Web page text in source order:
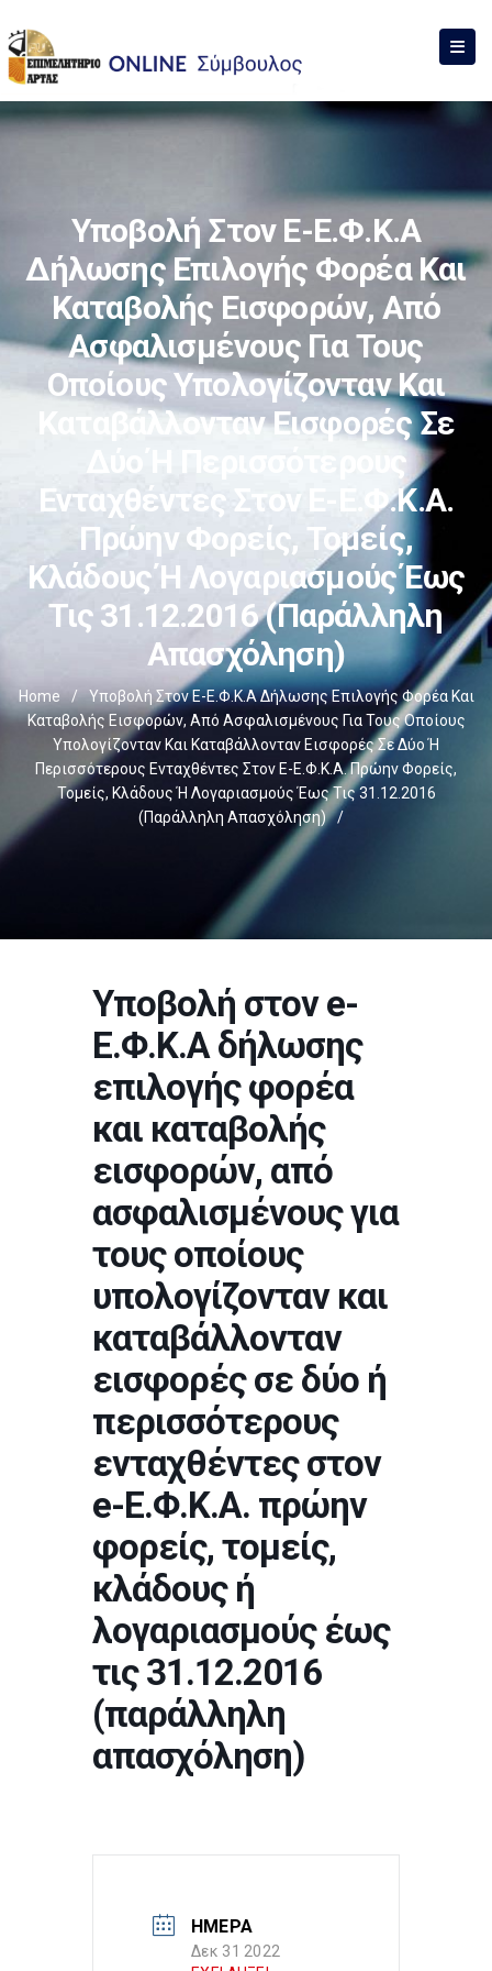
Υποβολή Στον E-Ε.Φ.Κ.Α
Δήλωσης Επιλογής Φορέα Και
Καταβολής Εισφορών, Από
Ασφαλισμένους Για Τους
Οποίους Υπολογίζονταν Και
Καταβάλλονταν Εισφορές Σε
Δύο Ή Περισσότερους
Ενταχθέντες Στον E-Ε.Φ.Κ.Α.
Πρώην Φορείς, Τομείς,
Κλάδους Ή Λογαριασμούς Έως
Τις 31.12.2016 (παράλληλη
Απασχόληση)
Home /
Υποβολή Στον E-Ε.Φ.Κ.Α Δήλωσης Επιλογής Φορέα Και
Καταβολής Εισφορών, Από Ασφαλισμένους Για Τους Οποίους
Υπολογίζονταν Και Καταβάλλονταν Εισφορές Σε Δύο Ή
Περισσότερους Ενταχθέντες Στον E-Ε.Φ.Κ.Α. Πρώην Φορείς,
Τομείς, Κλάδους Ή Λογαριασμούς Έως Τις 31.12.2016
(παράλληλη Απασχόληση)
/
Υποβολή στον e-
Ε.Φ.Κ.Α δήλωσης
επιλογής φορέα
και καταβολής
εισφορών, από
ασφαλισμένους για
τους οποίους
υπολογίζονταν και
καταβάλλονταν
εισφορές σε δύο ή
περισσότερους
ενταχθέντες στον
e-Ε.Φ.Κ.Α. πρώην
φορείς, τομείς,
κλάδους ή
λογαριασμούς έως
τις 31.12.2016
(παράλληλη
απασχόληση)
ΗΜΕΡΑ
Δεκ 31 2022